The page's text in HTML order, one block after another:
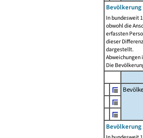
Bevölkerung
In bundesweit
obwohl die
erfassten
dieser
dargestellt.
Abweichungen
Die